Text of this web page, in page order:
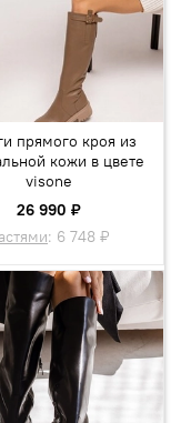
прямого кроя из
кожи в цвете
visone
26 990 ₽
: 6 748 ₽